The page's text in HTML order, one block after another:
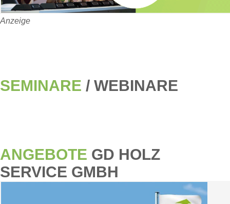
Anzeige
SEMINARE / WEBINARE
ANGEBOTE GD HOLZ
SERVICE GMBH